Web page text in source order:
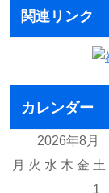
関連リンク
カレンダー
2026年8月
月 火 水 木 金 土
1